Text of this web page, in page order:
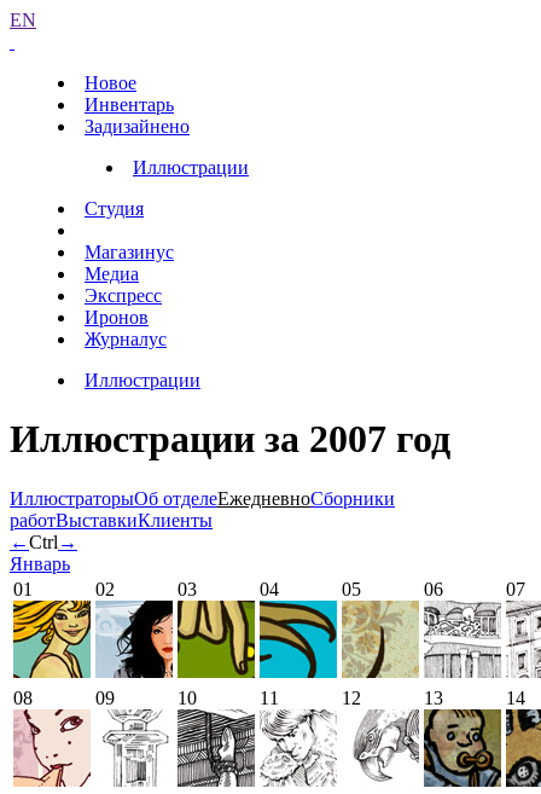
EN
Новое
Инвентарь
Задизайнено
Иллюстрации
Студия
Магазинус
Медиа
Экспресс
Иронов
Журналус
Иллюстрации
Иллюстрации за 2007 год
ИллюстраторыОб отделеЕжедневноСборники
работВыставкиКлиенты
←Ctrl →
Январь
01
02 03 04 05 06 07
08 09 10 11 12 13 14